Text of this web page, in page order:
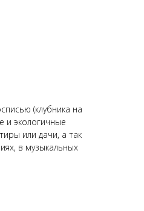
(клубника на
и экологичные
или дачи, а так
в музыкальных